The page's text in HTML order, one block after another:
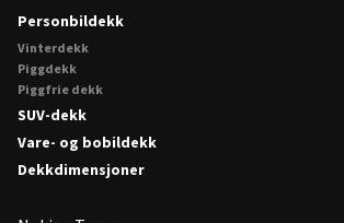
Personbildekk
Vinterdekk
Piggdekk
Piggfrie dekk
SUV-dekk
Vare- og bobildekk
Dekkdimensjoner